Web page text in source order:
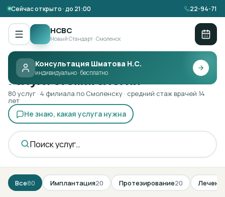
Сейчас открыто · до 21:00 22-94-71
НСВС
Новый Стандарт · Смоленск
Консультация Шматова Н.С.
индивидуально · бесплатно
Главная ·Услуги
Услуги стоматологии
80 услуг · 4 филиала по Смоленску · средний стаж врачей 14
лет
Не знаю, какая услуга нужна
Все80 Имплантация20 Протезирование20